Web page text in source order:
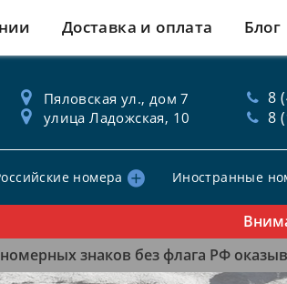
Доставка и оплата Блог
Пяловская ул., дом 7
улица Ладожская, 10
8
8
номера Иностранные
знаков без флага РФ